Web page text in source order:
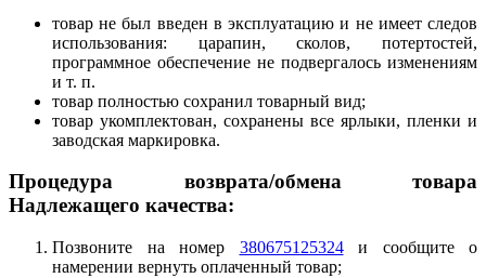
товар не был введен в эксплуатацию и не имеет следов
использования: царапин, сколов, потертостей,
программное обеспечение не подвергалось изменениям
и т. п.
товар полностью сохранил товарный вид;
товар укомплектован, сохранены все ярлыки, пленки и
заводская маркировка.
Процедура возврата/обмена товара
Надлежащего качества:
Позвоните на номер 380675125324и сообщите о
намерении вернуть оплаченный товар;